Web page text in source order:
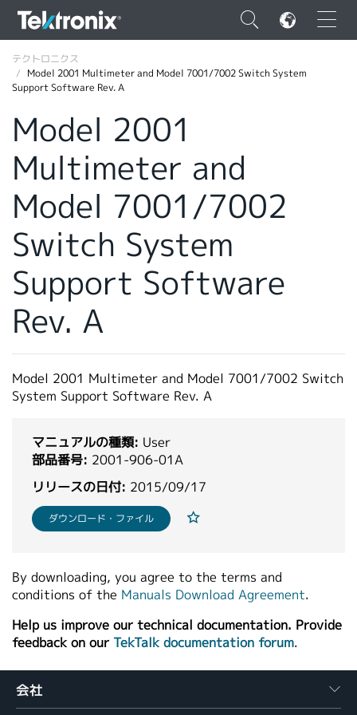
×
ENGLISH
DEUTSCH
VIỆT NAM
简体中文
繁體中文
テクトロニクス
Model 2001 Multimeter and Model 7001/7002 Switch System
Support Software Rev. A
Model 2001
Multimeter and
Model 7001/7002
Switch System
Support Software
Rev. A
Model 2001 Multimeter and Model 7001/7002 Switch
System Support Software Rev. A
マニュアルの種類: User
部品番号: 2001-906-01A
リリースの日付: 2015/09/17
ダウンロード・ファイル
By downloading, you agree to the terms and
conditions of the Manuals Download Agreement.
Help us improve our technical documentation. Provide
feedback on our TekTalk documentation forum.
会社